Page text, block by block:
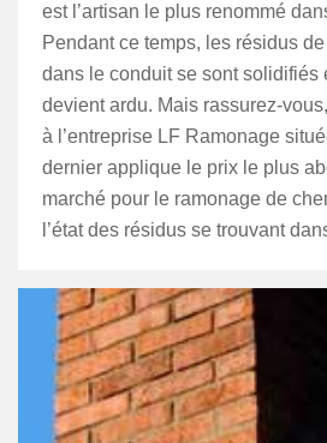
est l’artisan le plus renommé
Pendant ce temps, les résidus
dans le conduit se sont solidifiés
devient ardu. Mais rassurez-
à l’entreprise LF Ramonage
dernier applique le prix le plus
marché pour le ramonage de
l’état des résidus se trouvant